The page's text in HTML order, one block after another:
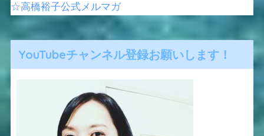
☆高橋裕子公式メルマガ
YouTubeチャンネル登録お願いします！